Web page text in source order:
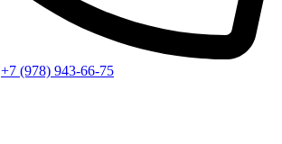
+7 (978) 943-66-75